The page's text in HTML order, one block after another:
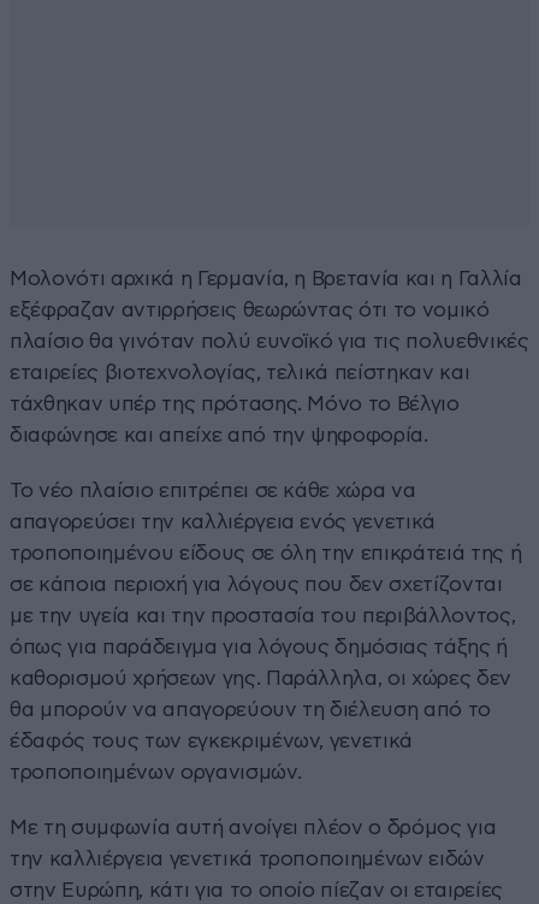
Μολονότι αρχικά η Γερμανία, η Βρετανία και η Γαλλία
εξέφραζαν αντιρρήσεις θεωρώντας ότι το νομικό
πλαίσιο θα γινόταν πολύ ευνοϊκό για τις πολυεθνικές
εταιρείες βιοτεχνολογίας, τελικά πείστηκαν και
τάχθηκαν υπέρ της πρότασης. Μόνο το Βέλγιο
διαφώνησε και απείχε από την ψηφοφορία.
Το νέο πλαίσιο επιτρέπει σε κάθε χώρα να
απαγορεύσει την καλλιέργεια ενός γενετικά
τροποποιημένου είδους σε όλη την επικράτειά της ή
σε κάποια περιοχή για λόγους που δεν σχετίζονται
με την υγεία και την προστασία του περιβάλλοντος,
όπως για παράδειγμα για λόγους δημόσιας τάξης ή
καθορισμού χρήσεων γης. Παράλληλα, οι χώρες δεν
θα μπορούν να απαγορεύουν τη διέλευση από το
έδαφός τους των εγκεκριμένων, γενετικά
τροποποιημένων οργανισμών.
Με τη συμφωνία αυτή ανοίγει πλέον ο δρόμος για
την καλλιέργεια γενετικά τροποποιημένων ειδών
στην Ευρώπη, κάτι για το οποίο πίεζαν οι εταιρείες